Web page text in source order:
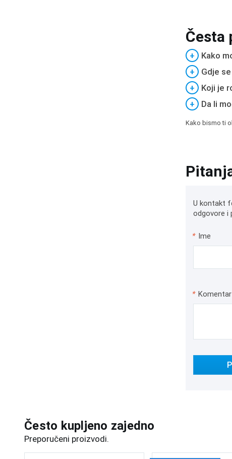
Česta
+
Kako
+
Gdje
+
Koji je
+
Da li
Kako bismo ti
U kontakt
odgovore i
* Ime
* Komentar
Često kupljeno zajedno
Preporučeni proizvodi.